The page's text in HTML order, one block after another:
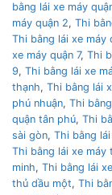
bằng lái xe máy
máy quận 2, Thi
Thi bằng lái xe máy
xe máy quận 7, Thi
9, Thi bằng lái xe
thạnh, Thi bằng lái
phú nhuận, Thi
quận tân phú, Thi
sài gòn, Thi bằng
Thi bằng lái xe máy
minh, Thi bằng lái
thủ dầu một, Thi